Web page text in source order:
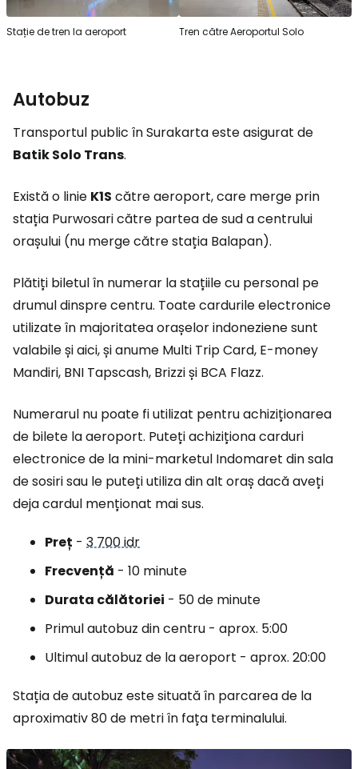
Stație de tren la aeroport Tren către Aeroportul Solo
Autobuz
Transportul public în Surakarta este asigurat de
Batik Solo Trans.
Există o linie K1S către aeroport, care merge prin
stația Purwosari către partea de sud a centrului
orașului (nu merge către stația Balapan).
Plătiți biletul în numerar la stațiile cu personal pe
drumul dinspre centru. Toate cardurile electronice
utilizate în majoritatea orașelor indoneziene sunt
valabile și aici, și anume Multi Trip Card, E-money
Mandiri, BNI Tapscash, Brizzi și BCA Flazz.
Numerarul nu poate fi utilizat pentru achiziționarea
de bilete la aeroport. Puteți achiziționa carduri
electronice de la mini-marketul Indomaret din sala
de sosiri sau le puteți utiliza din alt oraș dacă aveți
deja cardul menționat mai sus.
Preț - 3 700 idr
Frecvență - 10 minute
Durata călătoriei - 50 de minute
Primul autobuz din centru - aprox. 5:00
Ultimul autobuz de la aeroport - aprox. 20:00
Stația de autobuz este situată în parcarea de la
aproximativ 80 de metri în fața terminalului.